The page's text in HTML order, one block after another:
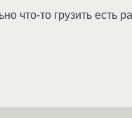
что-то грузить есть